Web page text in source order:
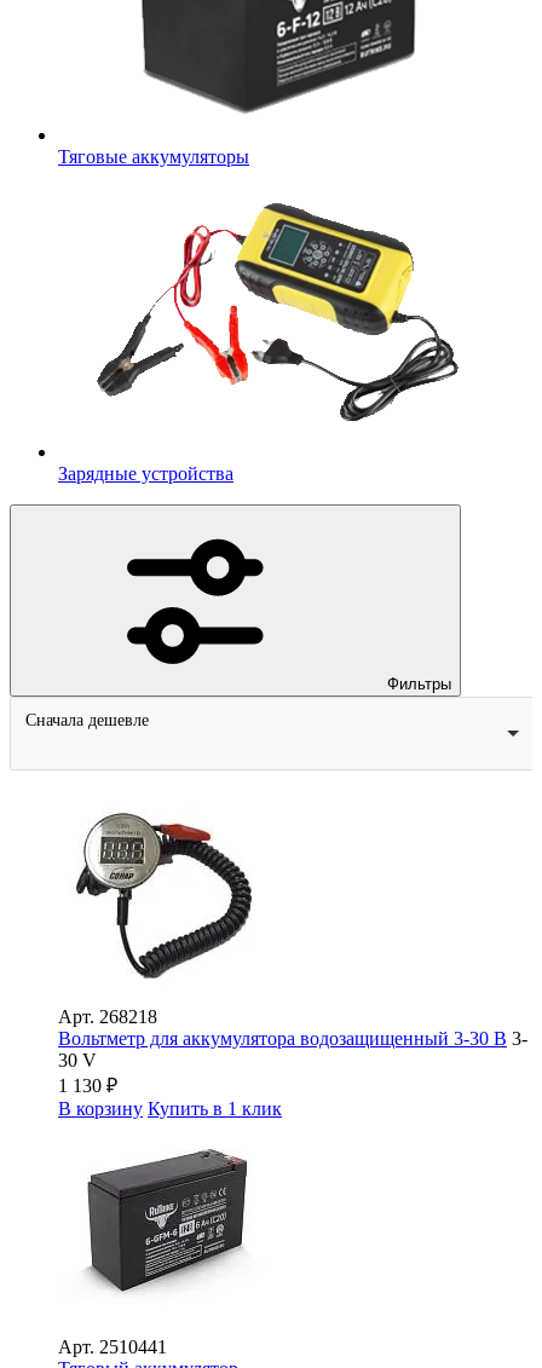
Тяговые аккумуляторы
Зарядные устройства
Фильтры
Сначала дешевле
Арт. 268218
Вольтметр для аккумулятора водозащищенный 3-30 В 3-
30 V
1 130 ₽
В корзину Купить в 1 клик
Арт. 2510441